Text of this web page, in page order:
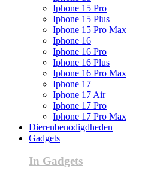
Iphone 15 Pro
Iphone 15 Plus
Iphone 15 Pro Max
Iphone 16
Iphone 16 Pro
Iphone 16 Plus
Iphone 16 Pro Max
Iphone 17
Iphone 17 Air
Iphone 17 Pro
Iphone 17 Pro Max
Dierenbenodigdheden
Gadgets
In Gadgets